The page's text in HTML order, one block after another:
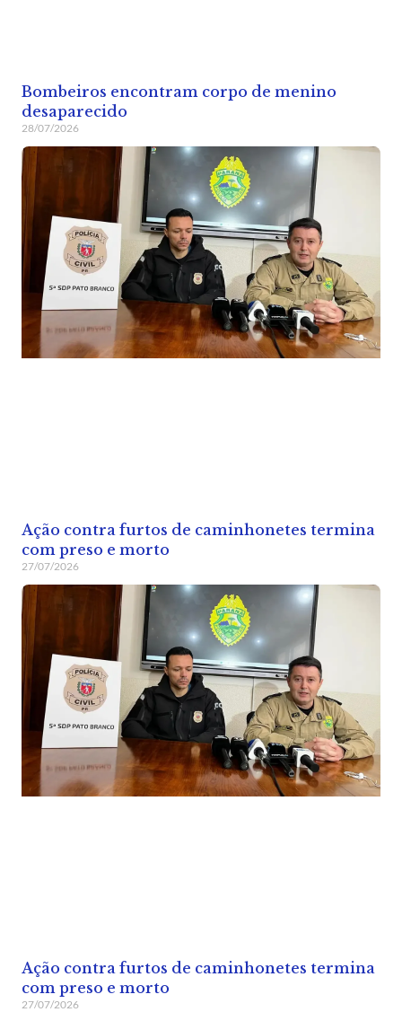
Bombeiros encontram corpo de menino
desaparecido
28/07/2026
Ação contra furtos de caminhonetes termina
com preso e morto
27/07/2026
Ação contra furtos de caminhonetes termina
com preso e morto
27/07/2026